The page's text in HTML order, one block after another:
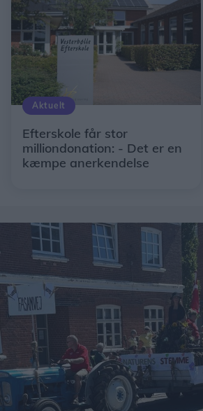
Aktuelt
Efterskole får stor
milliondonation: - Det er en
kæmpe anerkendelse